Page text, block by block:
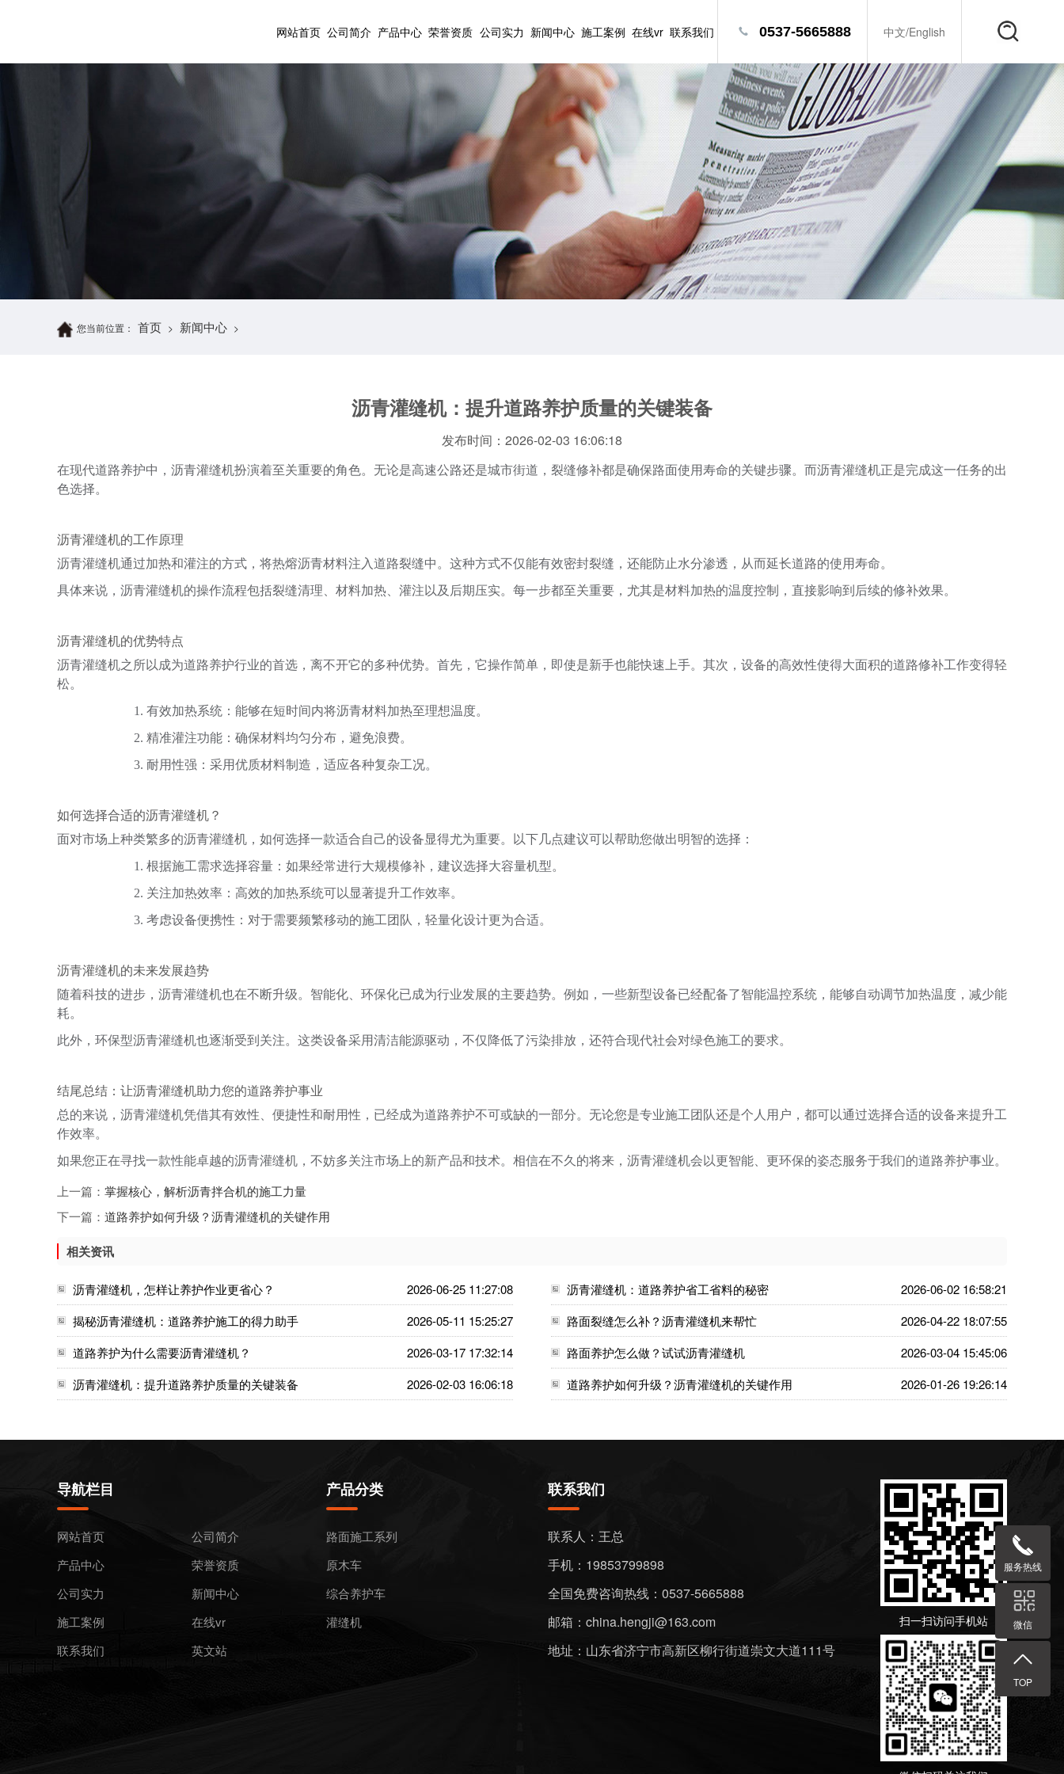
网站首页 公司简介 产品中心 荣誉资质 公司实力 新闻中心 施工案例 在线vr 联系我们  0537-5665888 中文/English
您当前位置： 首页 > 新闻中心 >
沥青灌缝机：提升道路养护质量的关键装备
发布时间：2026-02-03 16:06:18
在现代道路养护中，沥青灌缝机扮演着至关重要的角色。无论是高速公路还是城市街道，裂缝修补都是确保路面使用寿命的关键步骤。而沥青灌缝机正是完成这一任务的出
色选择。
沥青灌缝机的工作原理
沥青灌缝机通过加热和灌注的方式，将热熔沥青材料注入道路裂缝中。这种方式不仅能有效密封裂缝，还能防止水分渗透，从而延长道路的使用寿命。
具体来说，沥青灌缝机的操作流程包括裂缝清理、材料加热、灌注以及后期压实。每一步都至关重要，尤其是材料加热的温度控制，直接影响到后续的修补效果。
沥青灌缝机的优势特点
沥青灌缝机之所以成为道路养护行业的首选，离不开它的多种优势。首先，它操作简单，即使是新手也能快速上手。其次，设备的高效性使得大面积的道路修补工作变得轻
松。
1. 有效加热系统：能够在短时间内将沥青材料加热至理想温度。
2. 精准灌注功能：确保材料均匀分布，避免浪费。
3. 耐用性强：采用优质材料制造，适应各种复杂工况。
如何选择合适的沥青灌缝机？
面对市场上种类繁多的沥青灌缝机，如何选择一款适合自己的设备显得尤为重要。以下几点建议可以帮助您做出明智的选择：
1. 根据施工需求选择容量：如果经常进行大规模修补，建议选择大容量机型。
2. 关注加热效率：高效的加热系统可以显著提升工作效率。
3. 考虑设备便携性：对于需要频繁移动的施工团队，轻量化设计更为合适。
沥青灌缝机的未来发展趋势
随着科技的进步，沥青灌缝机也在不断升级。智能化、环保化已成为行业发展的主要趋势。例如，一些新型设备已经配备了智能温控系统，能够自动调节加热温度，减少能
耗。
此外，环保型沥青灌缝机也逐渐受到关注。这类设备采用清洁能源驱动，不仅降低了污染排放，还符合现代社会对绿色施工的要求。
结尾总结：让沥青灌缝机助力您的道路养护事业
总的来说，沥青灌缝机凭借其有效性、便捷性和耐用性，已经成为道路养护不可或缺的一部分。无论您是专业施工团队还是个人用户，都可以通过选择合适的设备来提升工
作效率。
如果您正在寻找一款性能卓越的沥青灌缝机，不妨多关注市场上的新产品和技术。相信在不久的将来，沥青灌缝机会以更智能、更环保的姿态服务于我们的道路养护事业。
上一篇： 掌握核心，解析沥青拌合机的施工力量
下一篇： 道路养护如何升级？沥青灌缝机的关键作用
相关资讯
2026-06-25 11:27:08
沥青灌缝机，怎样让养护作业更省心？ 2026-06-02 16:58:21
沥青灌缝机：道路养护省工省料的秘密
2026-05-11 15:25:27
揭秘沥青灌缝机：道路养护施工的得力助手 2026-04-22 18:07:55
路面裂缝怎么补？沥青灌缝机来帮忙
2026-03-17 17:32:14
道路养护为什么需要沥青灌缝机？ 2026-03-04 15:45:06
路面养护怎么做？试试沥青灌缝机
2026-02-03 16:06:18
沥青灌缝机：提升道路养护质量的关键装备 2026-01-26 19:26:14
道路养护如何升级？沥青灌缝机的关键作用
导航栏目
网站首页
公司简介
产品中心
荣誉资质
公司实力
新闻中心
施工案例
在线vr
联系我们
英文站
产品分类
路面施工系列
原木车
综合养护车
灌缝机
联系我们
联系人：王总
手机：19853799898
全国免费咨询热线：0537-5665888
邮箱：china.hengji@163.com
地址：山东省济宁市高新区柳行街道崇文大道111号
扫一扫访问手机站
服务热线
微信
TOP